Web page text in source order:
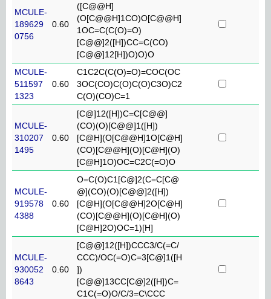
MCULE-
189629
0756
0.60
([C@@H]
(O[C@@H]1CO)O[C@@H]
1OC=C(C(O)=O)
[C@@]2([H])CC=C(CO)
[C@@]12[H])O)O)O
MCULE-
511597
1323
0.60
C1C2C(C(O)=O)=COC(OC
3OC(CO)C(O)C(O)C3O)C2
C(O)(CO)C=1
MCULE-
310207
1495
0.60
[C@]12([H])C=C[C@@]
(CO)(O)[C@@]1([H])
[C@H](O[C@@H]1O[C@H]
(CO)[C@@H](O)[C@H](O)
[C@H]1O)OC=C2C(=O)O
MCULE-
919578
4388
0.60
O=C(O)C1[C@]2(C=C[C@
@](CO)(O)[C@@]2([H])
[C@H](O[C@@H]2O[C@H]
(CO)[C@@H](O)[C@H](O)
[C@H]2O)OC=1)[H]
MCULE-
930052
8643
0.60
[C@@]12([H])CCC3/C(=C/
CCC)/OC(=O)C=3[C@]1([H
])
[C@@]13CC[C@]2([H])C=
C1C(=O)O/C/3=C\CCC